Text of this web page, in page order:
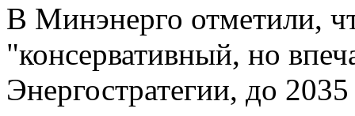
В Минэнерго отметили,
"консервативный, но
Энергостратегии, до